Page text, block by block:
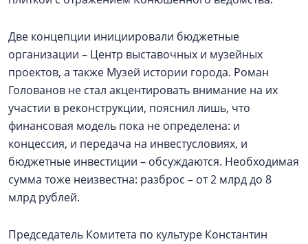
Две концепции инициировали бюджетные
организации – Центр выставочных и музейных
проектов, а также Музей истории города. Роман
Голованов не стал акцентировать внимание на их
участии в реконструкции, пояснил лишь, что
финансовая модель пока не определена: и
концессия, и передача на инвестусловиях, и
бюджетные инвестиции – обсуждаются. Необходимая
сумма тоже неизвестна: разброс – от 2 млрд до 8
млрд рублей.
Председатель Комитета по культуре Константин